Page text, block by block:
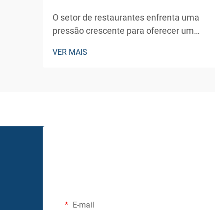
O setor de restaurantes enfrenta uma
pressão crescente para oferecer um
operacionais e aumentar a satisfação do
VER MAIS
E-mail